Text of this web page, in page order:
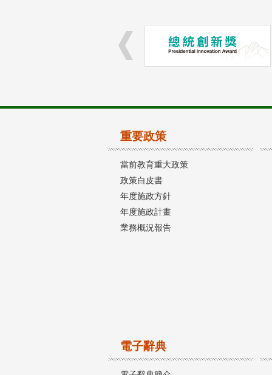
重要政策
當前教育重大政策
政策白皮書
年度施政方針
年度施政計畫
業務概況報告
電子辭典